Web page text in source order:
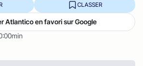
CLASSER
Atlantico en favori sur Google